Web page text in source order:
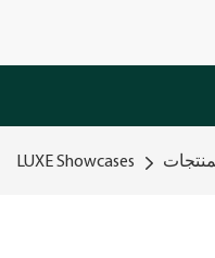
LUXE Showcases